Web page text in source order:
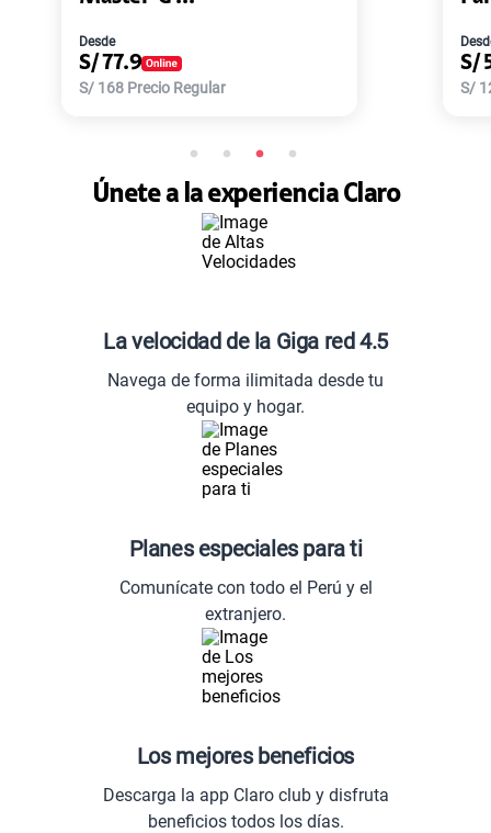
S/
Únete a la experiencia Claro
La velocidad de la Giga red 4.5
Navega de forma ilimitada desde tu
equipo y hogar.
Planes especiales para ti
Comunícate con todo el Perú y el
extranjero.
Los mejores beneficios
Descarga la app Claro club y disfruta
beneficios todos los días.